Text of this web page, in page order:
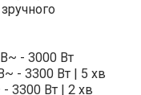
- 3000 Вт
- 3300 Вт | 5 хв
- 3300 Вт | 2 хв